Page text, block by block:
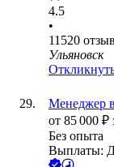
4.5
•
11520
Ульяновск
Менеджер
от 85 000 ₽
Без опыта
Выплаты: